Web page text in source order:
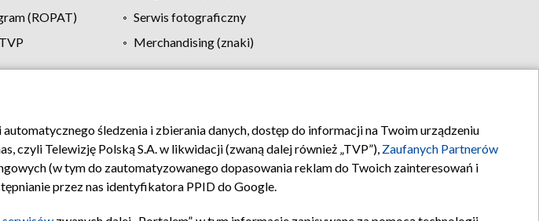
(ROPAT)
Serwis fotograficzny
Merchandising (znaki)
zgody Pomoc Biuro reklamy Kontakt
śledzenia i zbierania danych, dostęp do informacji na Twoim urządzeniu
czyli Telewizję Polską S.A. w likwidacji (zwaną dalej również „TVP”), Zaufanych Partnerów
(w tym do zautomatyzowanego dopasowania reklam do Twoich zainteresowań i
przez nas identyfikatora PPID do Google.